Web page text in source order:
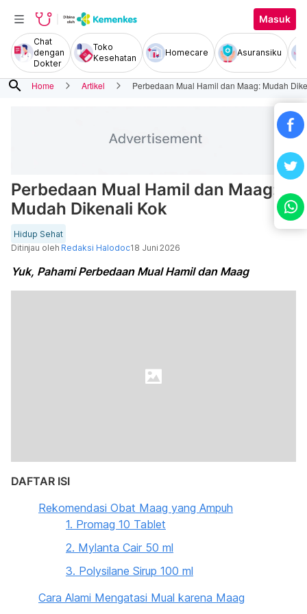
Masuk
Chat
dengan
Dokter
Toko
Kesehatan
Homecare Asuransiku
search Home Artikel Perbedaan Mual Hamil dan Maag: Mudah
Perbedaan Mual Hamil dan Maag:
Mudah Dikenali Kok
Hidup Sehat
Ditinjau oleh Redaksi Halodoc18 Juni 2026
Yuk, Pahami Perbedaan Mual Hamil dan Maag
DAFTAR ISI
Rekomendasi Obat Maag yang Ampuh
1. Promag 10 Tablet
2. Mylanta Cair 50 ml
3. Polysilane Sirup 100 ml
Cara Alami Mengatasi Mual karena Maag